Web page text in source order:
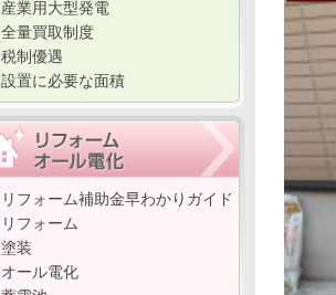
産業用大型発電
全量買取制度
税制優遇
設置に必要な面積
リフォーム補助金早わかりガイド
リフォーム
塗装
オール電化